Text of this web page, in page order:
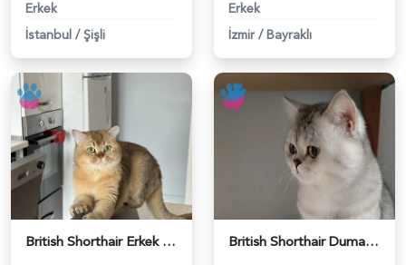
Erkek
İstanbul / Şişli
Erkek
İzmir / Bayraklı
British Shorthair Erkek Kızgınlıkta - 118984651 British Shorthair Duma Eş Arıyorum - 118984650